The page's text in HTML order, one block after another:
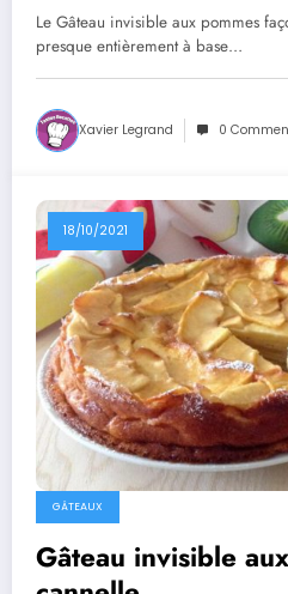
Le Gâteau invisible aux pommes
presque entièrement à base…
Xavier Legrand 0
18/10/2021
GÂTEAUX
Gâteau invisible